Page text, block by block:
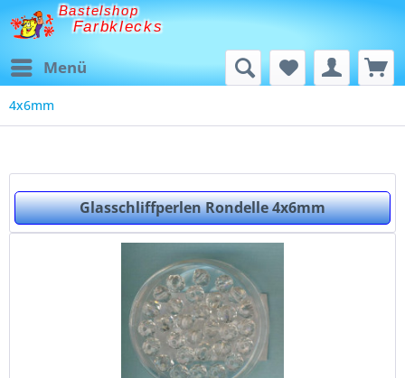
Bastelshop
Farbklecks
Menü
4x6mm
Glasschliffperlen Rondelle 4x6mm